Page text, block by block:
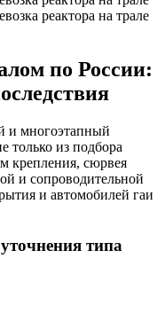
по России:
и многоэтапный
только из подбора
крепления, сюрвея
и сопроводительной
и автомобилей гаи
типа